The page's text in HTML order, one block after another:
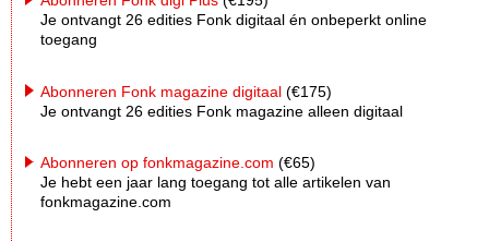
Je ontvangt 26 edities Fonk digitaal én onbeperkt online
toegang
Abonneren Fonk magazine digitaal (€175)
Je ontvangt 26 edities Fonk magazine alleen digitaal
Abonneren op fonkmagazine.com (€65)
Je hebt een jaar lang toegang tot alle artikelen van
fonkmagazine.com